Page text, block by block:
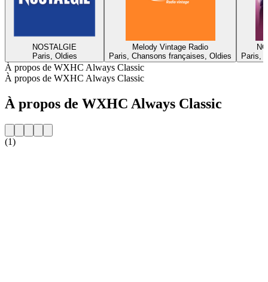
NOSTALGIE
Paris, Oldies
Melody Vintage Radio
Paris, Chansons françaises, Oldies
Paris,
À propos de WXHC Always Classic
À propos de WXHC Always Classic
À propos de WXHC Always Classic
(1)